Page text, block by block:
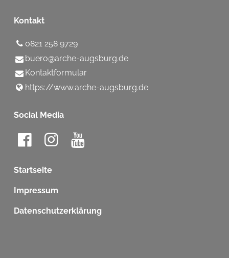
Kontakt
0821 258 9729
buero@​arche-augsburg.​de
Kontaktformular
https://www.​arche-augsburg.​de
Social Media
Startseite
Impressum
Datenschutzerklärung